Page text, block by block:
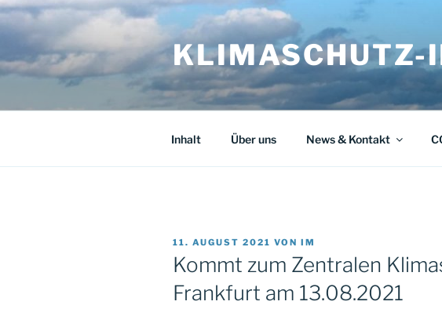
Zum
Inhalt
springen
KLIMASCHUTZ-
Inhalt Über uns News & Kontakt
VERÖFFENTLICHT
AM
11. AUGUST 2021 VON IM
Kommt zum Zentralen
Frankfurt am 13.08.2021